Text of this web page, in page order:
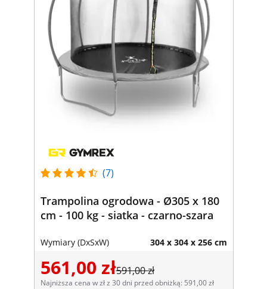
(7)
Trampolina ogrodowa - Ø305 x 180
cm - 100 kg - siatka - czarno-szara
Wymiary (DxSxW) 304 x 304 x 256 cm
561,00 zł591,00 zł
Najniższa cena w zł z 30 dni przed obniżką: 591,00 zł